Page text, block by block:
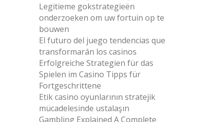
Legitieme gokstrategieën
onderzoeken om uw fortuin op te
bouwen
El futuro del juego tendencias que
transformarán los casinos
Erfolgreiche Strategien für das
Spielen im Casino Tipps für
Fortgeschrittene
Etik casino oyunlarının stratejik
mücadelesinde ustalaşın
Gambling Explained A Complete